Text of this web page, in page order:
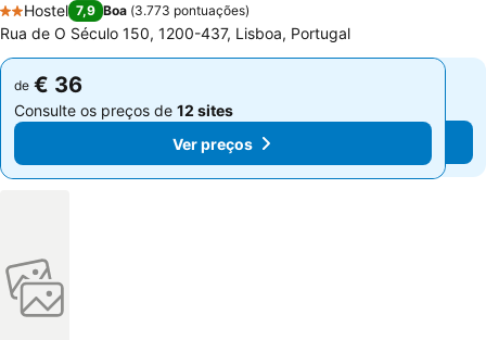
2 Estrelas
Hostel 7,9 Boa (3.773 pontuações)
Rua de O Século 150, 1200-437, Lisboa, Portugal
de € 36
Consulte os preços de 12 sites
Ver preços
de € 36
Consulte os preços de 12 sites
Ver preços